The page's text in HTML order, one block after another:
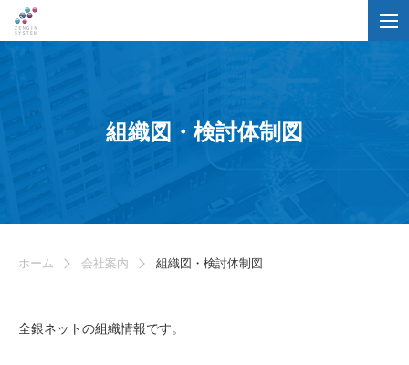
組織図・検討体制図
ホーム 会社案内 組織図・検討体制図
全銀ネットの組織情報です。